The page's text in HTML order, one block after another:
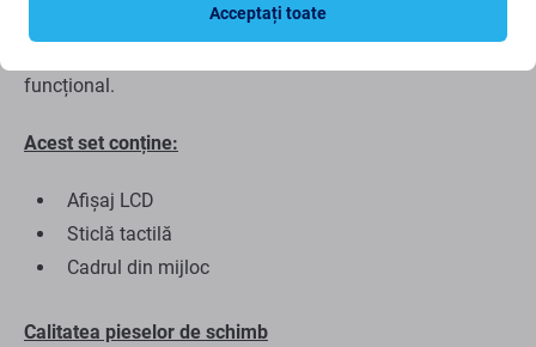
Samsung Galaxy S10 Plus G975F , aceasta este piesa de
funcțional.
Acest set conține:
Afișaj LCD
Sticlă tactilă
Cadrul din mijloc
Calitatea pieselor de schimb
Acceptați toate